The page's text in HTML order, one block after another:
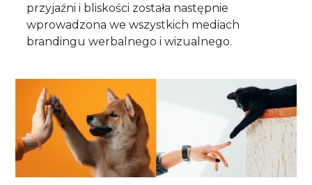
przyjaźni i bliskości została następnie
wprowadzona we wszystkich mediach
brandingu werbalnego i wizualnego.